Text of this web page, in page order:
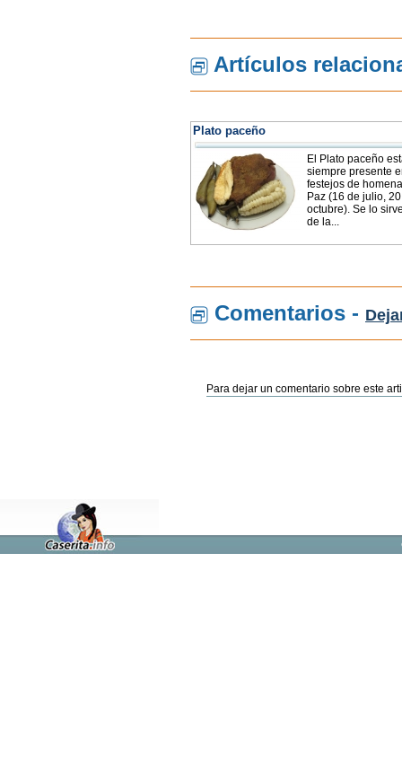
Artículos
Plato paceño
El Plato paceño
siempre presente
festejos de
Paz (16 de julio,
octubre). Se lo
de la...
Comentarios -
Para dejar un comentario sobre este